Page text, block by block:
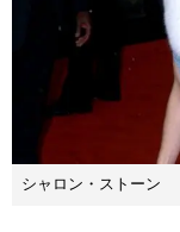
シャロン・ストーン